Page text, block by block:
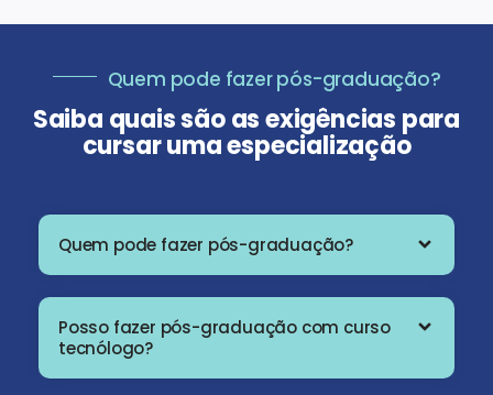
Quem pode fazer pós-graduação?
Saiba quais são as exigências para
cursar uma especialização
Quem pode fazer pós-graduação?
Posso fazer pós-graduação com curso
tecnólogo?